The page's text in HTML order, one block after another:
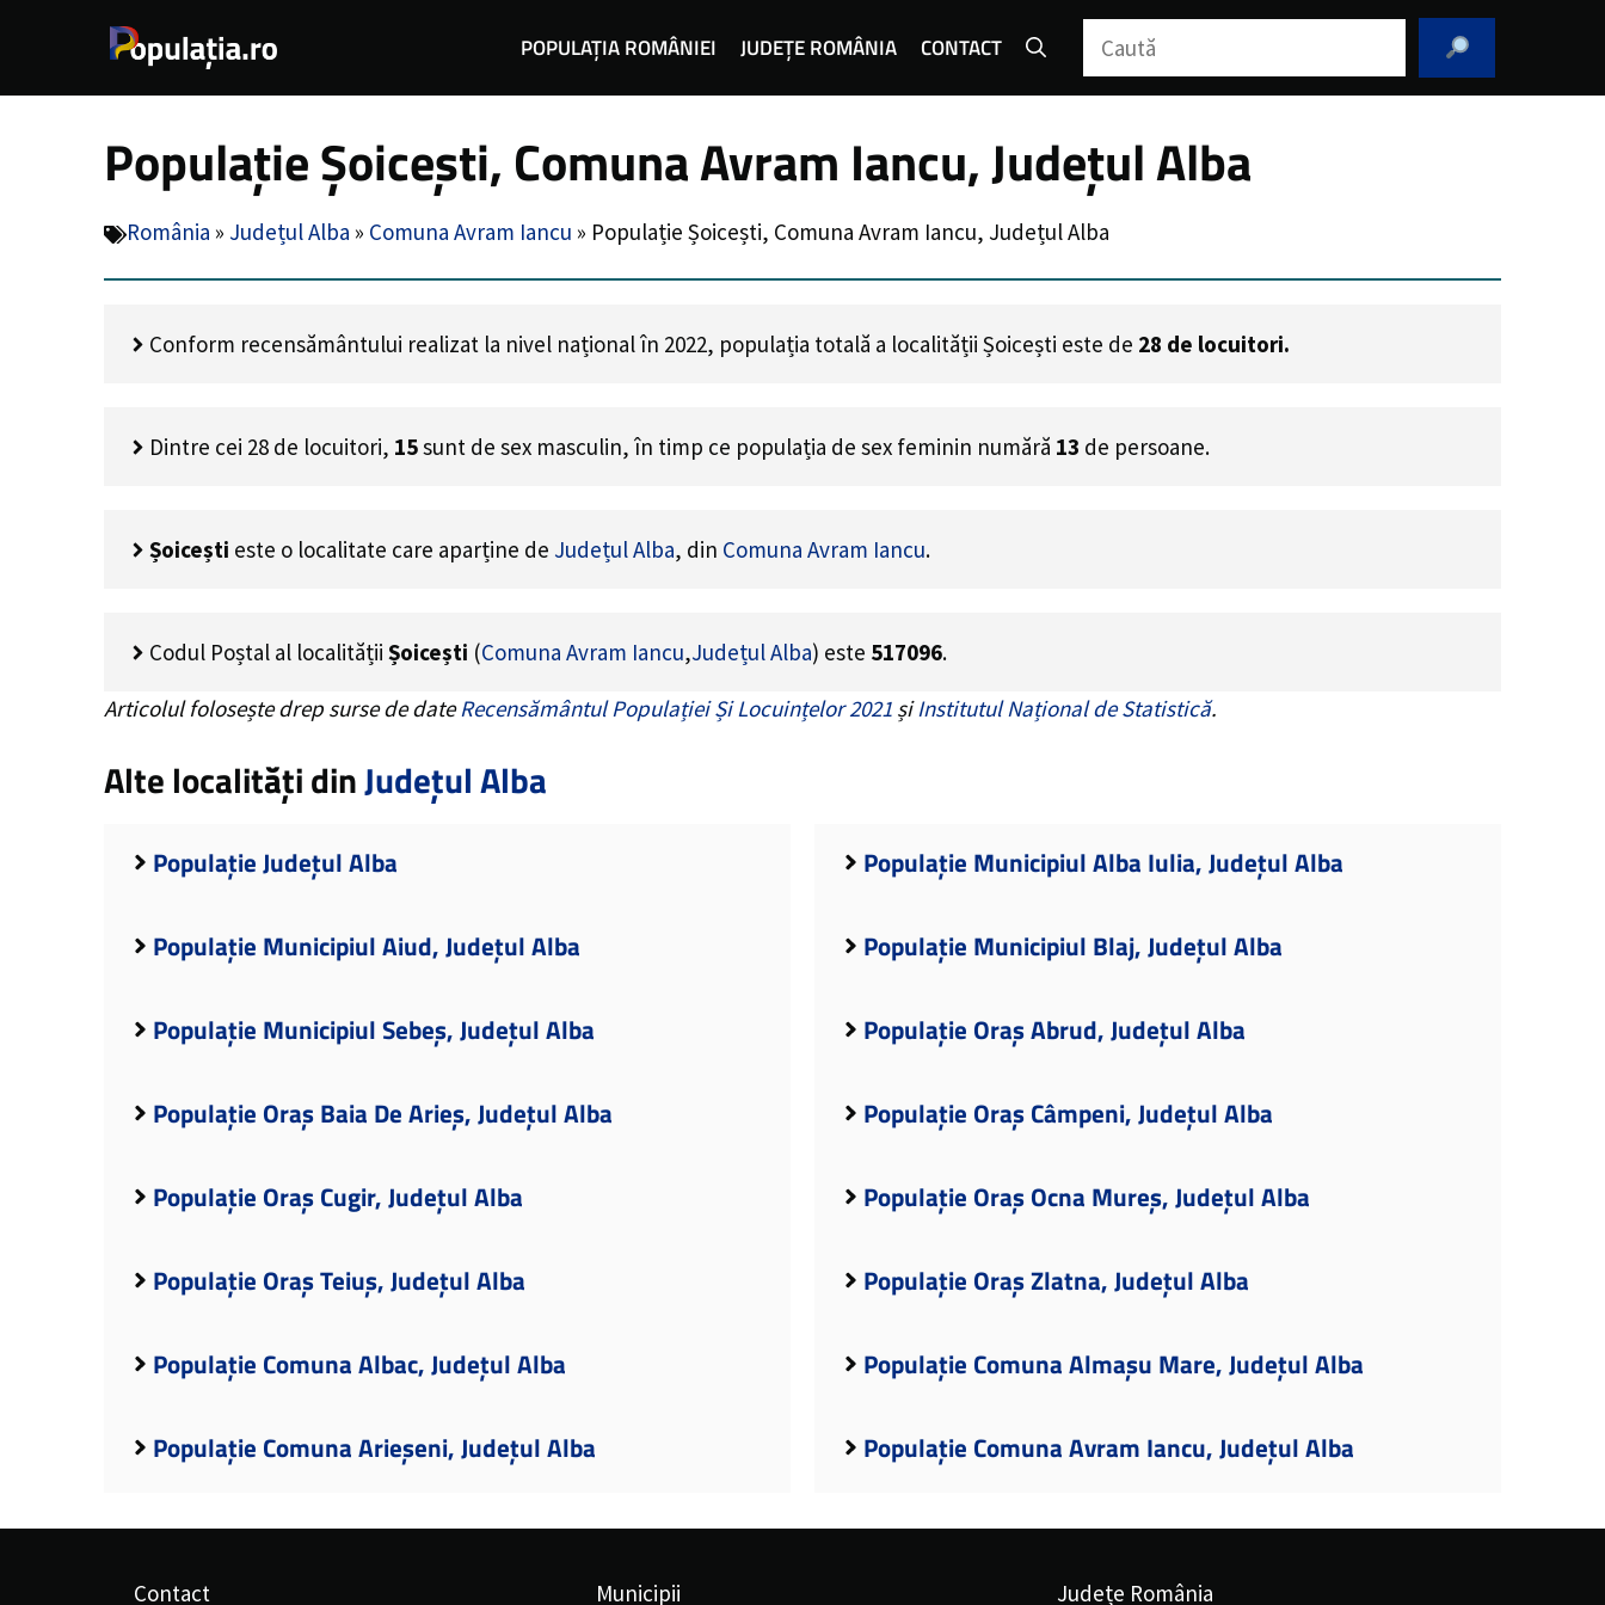
POPULAȚIA ROMÂNIEI JUDEȚE ROMÂNIA CONTACT Caută
Populație Șoicești, Comuna Avram Iancu, Județul Alba
România » Județul Alba » Comuna Avram Iancu » Populație Șoicești, Comuna Avram Iancu, Județul Alba
Conform recensământului realizat la nivel național în 2022, populația totală a localității Șoicești este de 28 de locuitori.
Dintre cei 28 de locuitori, 15sunt de sex masculin, în timp ce populația de sex feminin numără 13 de persoane.
Șoicești este o localitate care aparține de Județul Alba, din Comuna Avram Iancu.
Codul Poștal al localității Șoicești (Comuna Avram Iancu,Județul Alba) este 517096.
Articolul folosește drep surse de dateRecensământul Populației Și Locuințelor 2021 șiInstitutul Național de Statistică.
Alte localități dinJudețul Alba
Populație Județul Alba Populație Municipiul Alba Iulia, Județul Alba
Populație Municipiul Aiud, Județul Alba Populație Municipiul Blaj, Județul Alba
Populație Municipiul Sebeș, Județul Alba Populație Oraș Abrud, Județul Alba
Populație Oraș Baia De Arieș, Județul Alba Populație Oraș Câmpeni, Județul Alba
Populație Oraș Cugir, Județul Alba Populație Oraș Ocna Mureș, Județul Alba
Populație Oraș Teiuș, Județul Alba Populație Oraș Zlatna, Județul Alba
Populație Comuna Albac, Județul Alba Populație Comuna Almașu Mare, Județul Alba
Populație Comuna Arieșeni, Județul Alba Populație Comuna Avram Iancu, Județul Alba
Contact Municipii Județe România